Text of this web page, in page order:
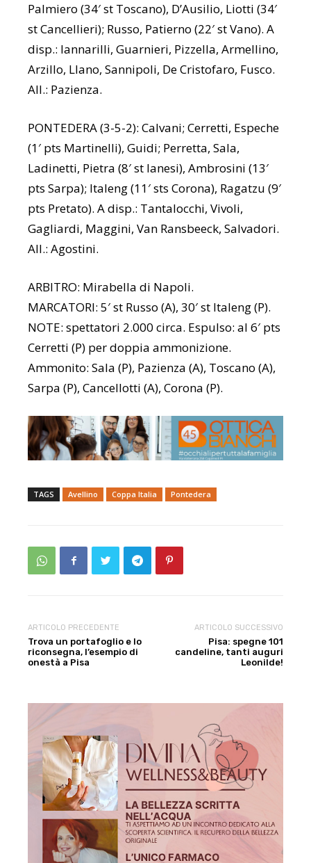
Palmiero (34′ st Toscano), D’Ausilio, Liotti (34′
st Cancellieri); Russo, Patierno (22′ st Vano). A
disp.: Iannarilli, Guarnieri, Pizzella, Armellino,
Arzillo, Llano, Sannipoli, De Cristofaro, Fusco.
All.: Pazienza.
PONTEDERA (3-5-2): Calvani; Cerretti, Espeche
(1′ pts Martinelli), Guidi; Perretta, Sala,
Ladinetti, Pietra (8′ st Ianesi), Ambrosini (13′
pts Sarpa); Italeng (11′ sts Corona), Ragatzu (9′
pts Pretato). A disp.: Tantalocchi, Vivoli,
Gagliardi, Maggini, Van Ransbeeck, Salvadori.
All.: Agostini.
ARBITRO: Mirabella di Napoli.
MARCATORI: 5′ st Russo (A), 30′ st Italeng (P).
NOTE: spettatori 2.000 circa. Espulso: al 6′ pts
Cerretti (P) per doppia ammonizione.
Ammonito: Sala (P), Pazienza (A), Toscano (A),
Sarpa (P), Cancellotti (A), Corona (P).
TAGS Avellino Coppa Italia Pontedera
ARTICOLO PRECEDENTE
Trova un portafoglio e lo
riconsegna, l’esempio di
onestà a Pisa
ARTICOLO SUCCESSIVO
Pisa: spegne 101
candeline, tanti auguri
Leonilde!